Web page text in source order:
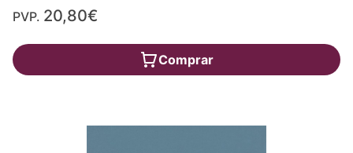
PVP. 20,80€
Comprar